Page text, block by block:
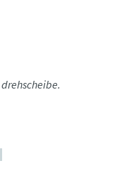
drehscheibe.